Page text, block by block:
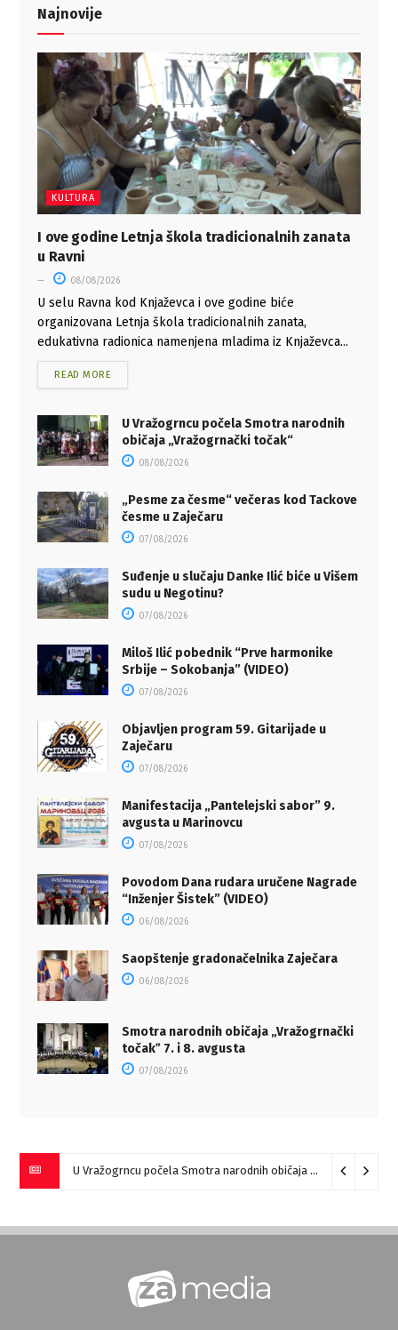
Najnovije
KULTURA
I ove godine Letnja škola tradicionalnih zanata
u Ravni
08/08/2026
U selu Ravna kod Knjaževca i ove godine biće
organizovana Letnja škola tradicionalnih zanata,
edukativna radionica namenjena mladima iz Knjaževca...
READ MORE
U Vražogrncu počela Smotra narodnih
običaja „Vražogrnački točak“
08/08/2026
„Pesme za česme“ večeras kod Tackove
česme u Zaječaru
07/08/2026
Suđenje u slučaju Danke Ilić biće u Višem
sudu u Negotinu?
07/08/2026
Miloš Ilić pobednik “Prve harmonike
Srbije – Sokobanja” (VIDEO)
07/08/2026
Objavljen program 59. Gitarijade u
Zaječaru
07/08/2026
Manifestacija „Pantelejski sabor” 9.
avgusta u Marinovcu
07/08/2026
Povodom Dana rudara uručene Nagrade
“Inženjer Šistek” (VIDEO)
06/08/2026
Saopštenje gradonačelnika Zaječara
06/08/2026
Smotra narodnih običaja „Vražogrnački
točakˮ 7. i 8. avgusta
07/08/2026
U Vražogrncu počela Smotra narodnih običaja „Vražogrnački točak“